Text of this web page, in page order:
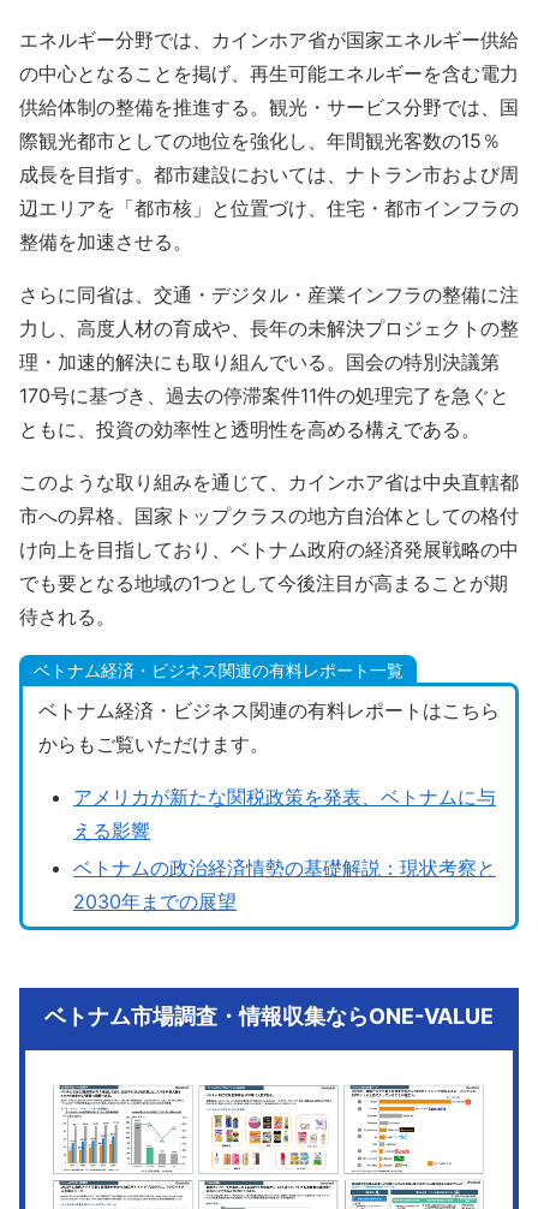
エネルギー分野では、カインホア省が国家エネルギー供給
の中心となることを掲げ、再生可能エネルギーを含む電力
供給体制の整備を推進する。観光・サービス分野では、国
際観光都市としての地位を強化し、年間観光客数の15％
成長を目指す。都市建設においては、ナトラン市および周
辺エリアを「都市核」と位置づけ、住宅・都市インフラの
整備を加速させる。
さらに同省は、交通・デジタル・産業インフラの整備に注
力し、高度人材の育成や、長年の未解決プロジェクトの整
理・加速的解決にも取り組んでいる。国会の特別決議第
170号に基づき、過去の停滞案件11件の処理完了を急ぐと
ともに、投資の効率性と透明性を高める構えである。
このような取り組みを通じて、カインホア省は中央直轄都
市への昇格、国家トップクラスの地方自治体としての格付
け向上を目指しており、ベトナム政府の経済発展戦略の中
でも要となる地域の1つとして今後注目が高まることが期
待される。
ベトナム経済・ビジネス関連の有料レポート一覧
ベトナム経済・ビジネス関連の有料レポートはこちら
からもご覧いただけます。
アメリカが新たな関税政策を発表、ベトナムに与
える影響
ベトナムの政治経済情勢の基礎解説：現状考察と
2030年までの展望
ベトナム市場調査・情報収集ならONE-VALUE